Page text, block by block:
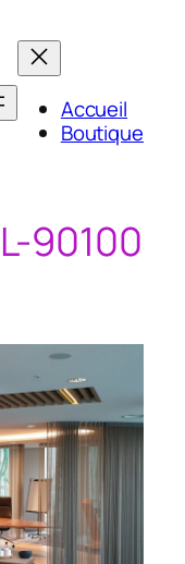
Accueil
Boutique
90100